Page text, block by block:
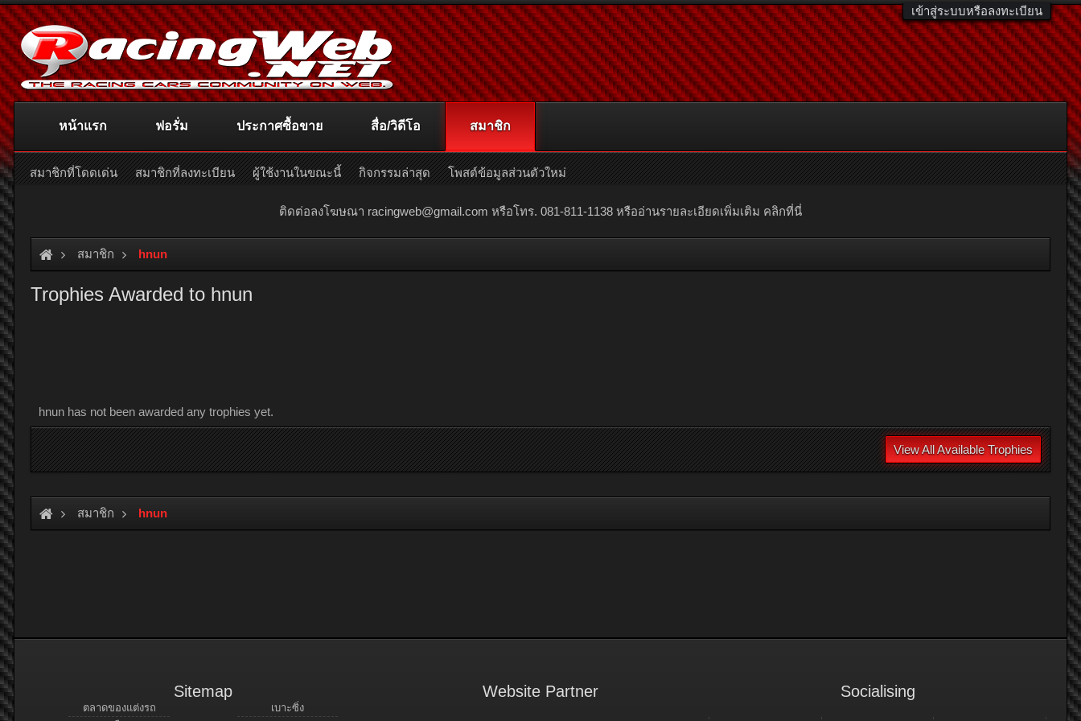
เข้าสู่ระบบหรือลงทะเบียน
ติดต่อลงโฆษณา racingweb@gmail.com หรือโทร. 081-811-1138 หรืออ่านรายละเอียดเพิ่มเติม คลิกที่นี่
สมาชิก hnun
Trophies Awarded to hnun
hnun has not been awarded any trophies yet.
View All Available Trophies
สมาชิก hnun
หน้าแรก ฟอรั่ม ประกาศซื้อขาย สื่อ/วิดีโอ สมาชิก
สมาชิกที่โดดเด่น สมาชิกที่ลงทะเบียน ผู้ใช้งานในขณะนี้ กิจกรรมล่าสุด โพสต์ข้อมูลส่วนตัวใหม่
Sitemap
ตลาดของแต่งรถ
เบาะซิ่ง
Website Partner Socialising